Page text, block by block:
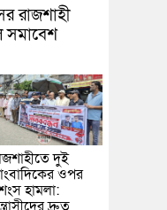
রাজশাহী
সমাবেশ
দুই
ওপর
হামলা: